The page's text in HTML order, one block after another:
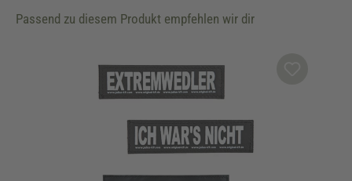
Passend zu diesem Produkt empfehlen wir dir